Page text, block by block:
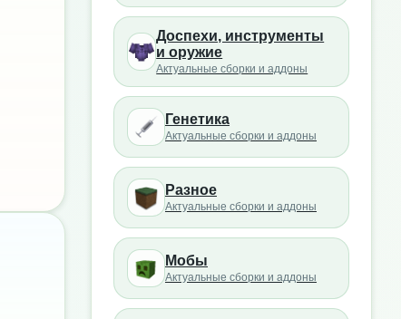
Доспехи, инструменты
и оружие
Актуальные сборки и аддоны
Генетика
Актуальные сборки и аддоны
Разное
Актуальные сборки и аддоны
Мобы
Актуальные сборки и аддоны